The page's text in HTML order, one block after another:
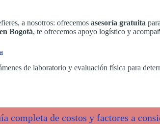
a nosotros: ofrecemos asesoría gratuita
Bogotá, te ofrecemos apoyo logístico y
de laboratorio y evaluación física para
completa de costos y factores a